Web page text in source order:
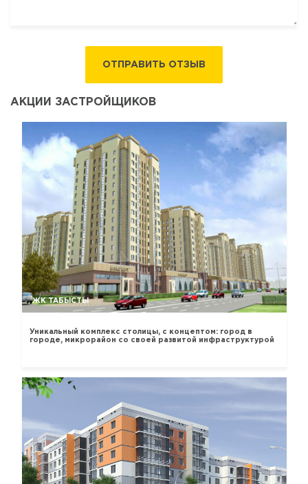
ОТПРАВИТЬ ОТЗЫВ
АКЦИИ ЗАСТРОЙЩИКОВ
ЖК ТАБЫСТЫ
Уникальный комплекс столицы, с концептом: город в
городе, микрорайон со своей развитой инфраструктурой